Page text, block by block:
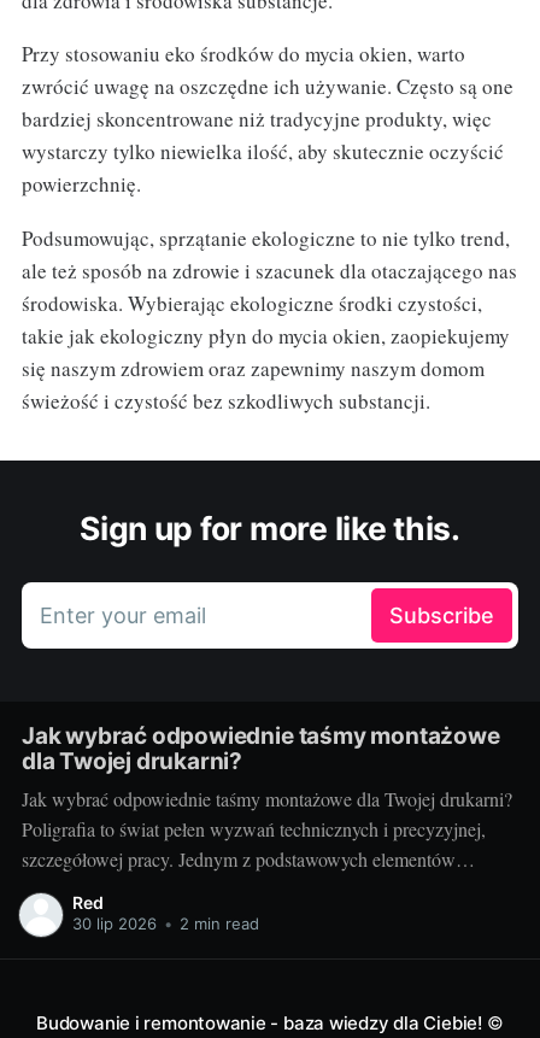
Przy stosowaniu eko środków do mycia okien, warto
zwrócić uwagę na oszczędne ich używanie. Często są one
bardziej skoncentrowane niż tradycyjne produkty, więc
wystarczy tylko niewielka ilość, aby skutecznie oczyścić
powierzchnię.
Podsumowując, sprzątanie ekologiczne to nie tylko trend,
ale też sposób na zdrowie i szacunek dla otaczającego nas
środowiska. Wybierając ekologiczne środki czystości,
takie jak ekologiczny płyn do mycia okien, zaopiekujemy
się naszym zdrowiem oraz zapewnimy naszym domom
świeżość i czystość bez szkodliwych substancji.
Sign up for more like this.
Enter your email Subscribe
Jak wybrać odpowiednie taśmy montażowe
dla Twojej drukarni?
Jak wybrać odpowiednie taśmy montażowe dla Twojej drukarni?
Poligrafia to świat pełen wyzwań technicznych i precyzyjnej,
szczegółowej pracy. Jednym z podstawowych elementów
procesu drukarskiego, niezależnie od techniki, są taśmy
montażowe. Właściwe ich doborowanie potrafi zdziałać cuda dla
Red
30 lip 2026 • 2 min read
Budowanie i remontowanie - baza wiedzy dla Ciebie! ©